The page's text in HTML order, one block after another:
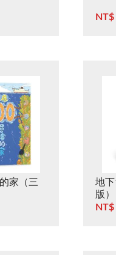
家（三
地
版）